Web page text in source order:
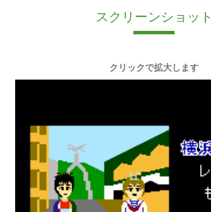
スクリーンショット
クリックで拡大します